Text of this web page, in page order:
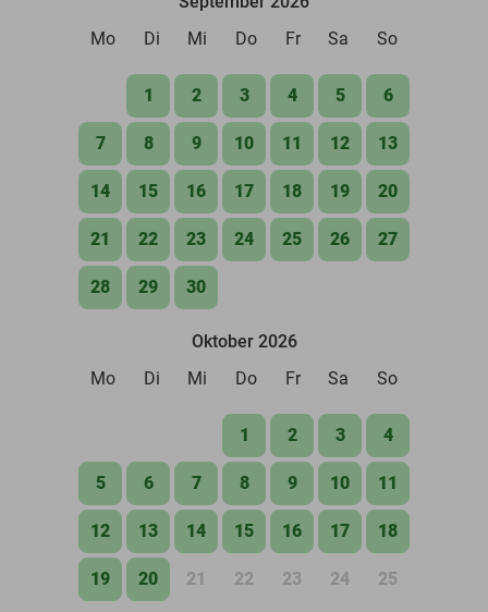
Mo
Di Mi Do Fr Sa So
1 2 3 4 5 6
7 8 9 10 11 12 13
14 15 16 17 18 19 20
21 22 23 24 25 26 27
28 29 30
Oktober 2026
Mo
Di Mi Do Fr Sa So
1 2 3 4
5 6 7 8 9 10 11
12 13 14 15 16 17 18
19 20 21 22 23 24 25